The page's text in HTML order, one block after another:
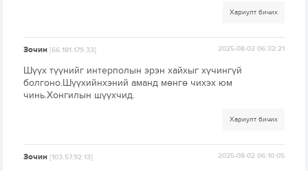
Хариулт бичих
Зочин[66.181.179.33] 2025-08-02 06:32:21
Шүүх түүнийг интерполын эрэн хайхыг хүчингүй
болгоно.Шүүхийнхэний аманд мөнгө чихэх юм
чинь.Хонгилын шүүхчид.
Хариулт бичих
Зочин[103.57.92.13] 2025-08-02 06:10:05